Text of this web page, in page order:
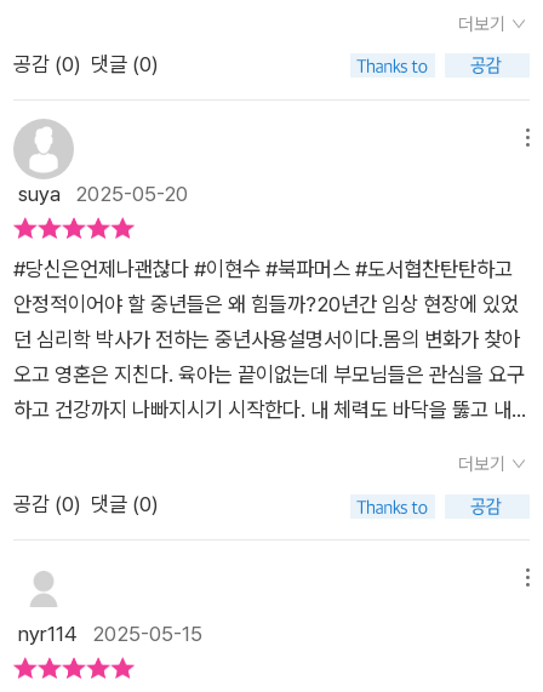
면 안 된다는 강박에 건강염려증도 심해졌다. 지난 시간 중에 내
안을 한 번이라도 제대로 들여다본 적이 있었던가. 혼자 아등바등
한다고 문제가 해결되는 것도 아닌데 왜 이렇게 나를 돌보지 못했
을까. 이 책을 읽으며 남은 삶을 위해서라도 내 삶의 속도와 방향
을 다시 한번 점검해야겠다는 다짐을 해 본다. 일에 대한 집착도
조금씩 내려놓으려 한다. 욕심과 허세를 덜어내고 외로움에 익숙
어나 내일을 기다리는 삶을 살아보자.​삶의 기대치를 세상 사람들
이 좋다고 하는 것에 맞추면 복잡하고 어지럽고 속이 더부룩하다.
자신만의 기대치를 설정하여 전념하면 단순하고 깔끔하며 개운
하다. 남의 기준에 맞추지 않고 ‘자기 목표’에 맞춰 열심히 달리
고, 어떤 결과가 오든 감사하고 자족할 때 오히려 삶이 충만해진
다. 남에 비교되는 것 자체야 ‘인식’ 차원이라 막을 수도 없고 막
을 필요도 없지만 상대적 열등감을 느끼는 ‘태도’로 확장할지는
스 #서평단 #도서리뷰 #심리학 #인문
일방적으로 읽는 것만이 아니라 자신의 상황이나 관점, 생각의 변
화 등을 적어나가다 보면 미세한 마음의 움직임 정도는 느낄 수
에 진정한 자아를 찾는 것에 몰입하는 것만으로도 충분히 새로 시
작할 준비는 시작되었다고 보아도 무방할 것이다. 아무 잘못이 없
는 감정에 더 이상 얽매이지 않고 진정한 자신을 찾을 수 있는 중
년이 될 수 있길. 그래서 해피니스 커브 상승선에 올라탈 수 있길.
도 우리를 힘들게 하지만합쳐서 거대한 소용돌이 지점을 만들기
도 하는데, 바로 '중년기 우울증'이다.❞⠀⠀30대후반부터 몸의 변
저체중이라 살찌라는 말만듣고 살았는데 ..⠀옆구리 뒷구리 사방
으로확장하고 있어요.비겁하게도 보이는 살은 정상인처럼보인다
는 거죠.(ET몸매 저만 그런거 아니죱🙊)⠀⠀신체변화만 있음 다
그렇다.8차선 도로 한복판에 갇힌 느낌이다.분노, 허탈감, 무기력
함,후회, 수치심이 막 올라온다. 어디서부터 출구를 찾을지 난감
하다. 잠시 숨이라도 고르고 싶어서 아이에게 소홀하면 즉시 일탈
조짐이 보이고, 부모에게 소홀하면 즉시 전화통에 불이 난다.회사
를 소홀히 했다가는 모든 걸 잃을 것 같기에 그저 죽을 힘을 다해
버틴다.그렇게 마음이 삭아간다. ❞⠀⠀⠀⠀❝인간이 받는 스트레스
의 9할을 차지한다는 '관계 스트레스' 또한 중년기에는 압박의 차
다'의 문제로,노인이 되면 '세상이 나를 없는 존재로 취급한다'의
문제로 괴롭다면,중년기는 '세상이 나에게만 책임을 지운다'라는
문제로 버겁다. 이제는 혼 자서만 잘해서는 소용없고 '다 같이' 잘
하도록 이끌지 않으면 능력 부족으로 낙인 찍힌다. ❞⠀⠀⠀위아래
더보기
공감 (0) 댓글 (0)
suya 2025-05-20
#당신은언제나괜찮다 #이현수 #북파머스 #도서협찬탄탄하고
안정적이어야 할 중년들은 왜 힘들까?20년간 임상 현장에 있었
던 심리학 박사가 전하는 중년사용설명서이다.몸의 변화가 찾아
오고 영혼은 지친다. 육아는 끝이없는데 부모님들은 관심을 요구
하고 건강까지 나빠지시기 시작한다. 내 체력도 바닥을 뚫고 내려
런게 아니다.우선은 이말이 핵심처럼 느껴진다. 가정주부라서 보
상이 없어서 진급할 데도 인전도 못받아서 그런게 아니라 엄청난
다. 마음의 대소동을 어떻게 진화시킬 묘안은 대단치 않아 안심이
된다. 컴포트 존을 확보하고 일상을 단순화 시키는 마음 먹으면
바로 실행할 수 있는 것들이다. 이제 막 40에 들어서고 있지만 몸
더보기
공감 (0) 댓글 (0)
nyr114 2025-05-15